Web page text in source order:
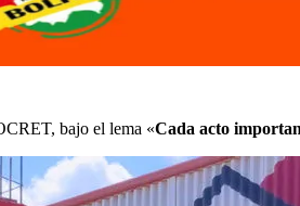
bajo el lema «Cada acto